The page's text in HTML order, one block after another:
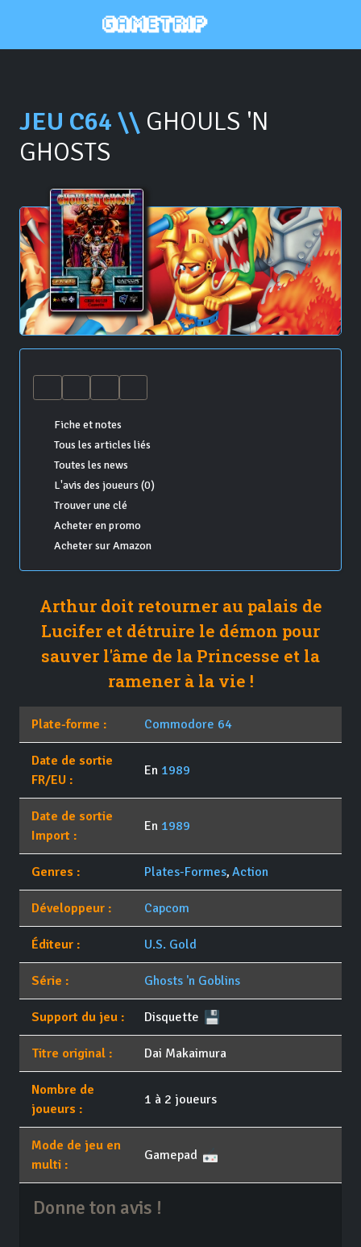
JEU C64 \\ GHOULS 'N
GHOSTS
Fiche et notes
Tous les articles liés
Toutes les news
L'avis des joueurs (0)
Trouver une clé
Acheter en promo
Acheter sur Amazon
Arthur doit retourner au palais de
Lucifer et détruire le démon pour
sauver l'âme de la Princesse et la
ramener à la vie !
Plate-forme : Commodore 64
Date de sortie
FR/EU :
En 1989
Date de sortie
Import :
En 1989
Genres : Plates-Formes, Action
Développeur : Capcom
Éditeur : U.S. Gold
Série : Ghosts 'n Goblins
Support du jeu : Disquette
Titre original : Dai Makaimura
Nombre de
joueurs :
1 à 2 joueurs
Mode de jeu en
multi :
Gamepad
Donne ton avis !